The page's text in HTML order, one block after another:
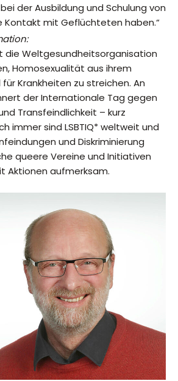
der Ausbildung und Schulung von
Kontakt mit Geflüchteten haben.“
die Weltgesundheitsorganisation
Homosexualität aus ihrem
Krankheiten zu streichen. An
der Internationale Tag gegen
Transfeindlichkeit – kurz
immer sind LSBTIQ* weltweit und
und Diskriminierung
queere Vereine und Initiativen
Aktionen aufmerksam.